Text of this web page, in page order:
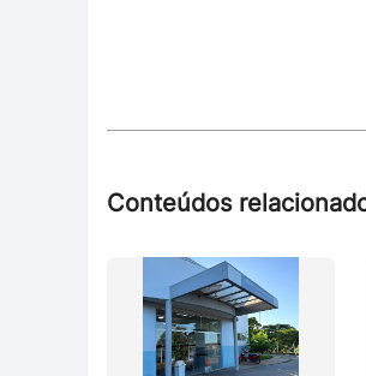
Conteúdos